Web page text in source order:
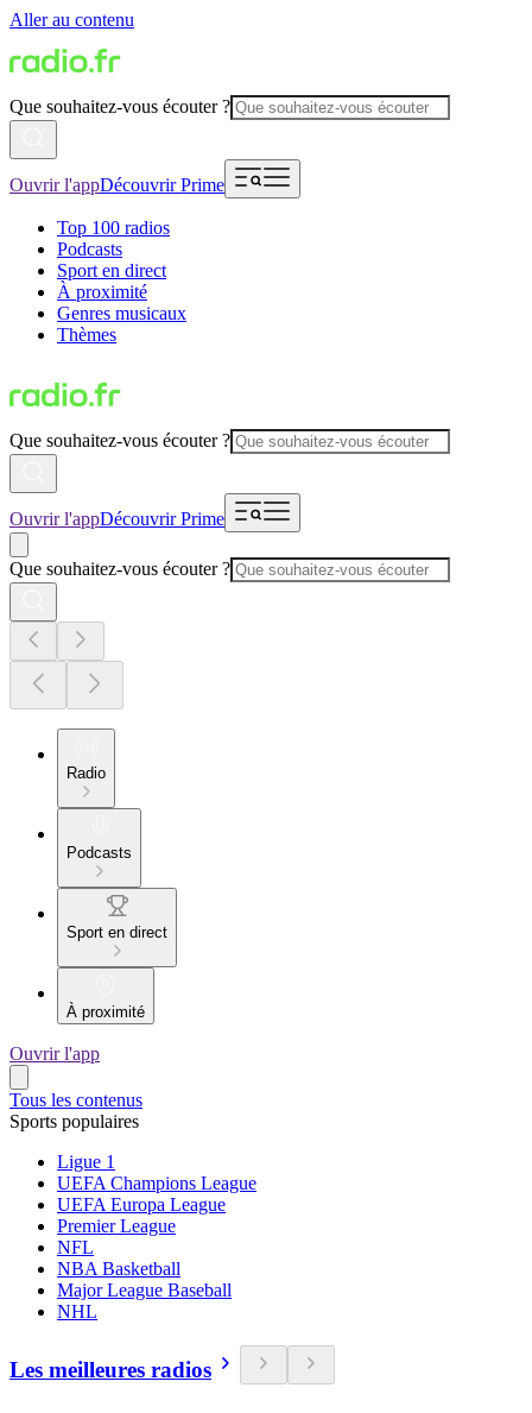
Aller au contenu
Que souhaitez-vous écouter ?
Ouvrir l'appDécouvrir Prime
Top 100 radios
Podcasts
Sport en direct
À proximité
Genres musicaux
Thèmes
Que souhaitez-vous écouter ?
Ouvrir l'appDécouvrir Prime
Que souhaitez-vous écouter ?
Radio
Podcasts
Sport en direct
À proximité
Ouvrir l'app
Tous les contenus
Sports populaires
Ligue 1
UEFA Champions League
UEFA Europa League
Premier League
NFL
NBA Basketball
Major League Baseball
NHL
Les meilleures radios